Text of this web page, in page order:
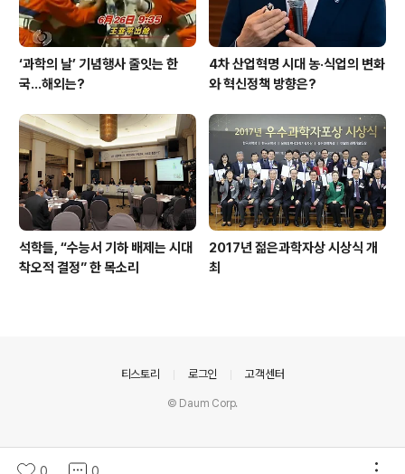
‘과학의 날’ 기념행사 줄잇는 한
국…해외는?
4차 산업혁명 시대 농·식업의 변화
와 혁신정책 방향은?
석학들, “수능서 기하 배제는 시대
착오적 결정” 한 목소리
2017년 젊은과학자상 시상식 개
최
티스토리 로그인 고객센터
© Daum Corp.